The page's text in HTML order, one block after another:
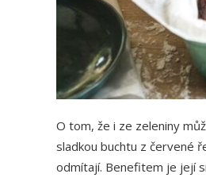
O tom, že i ze zeleniny
sladkou buchtu z červené
odmítají. Benefitem je její